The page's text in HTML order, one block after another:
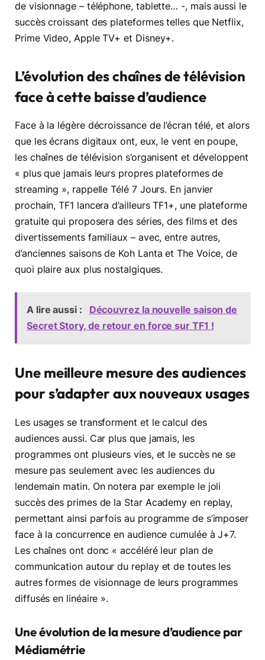
de visionnage – téléphone, tablette… -, mais aussi le
succès croissant des plateformes telles que Netflix,
Prime Video, Apple TV+ et Disney+.
L’évolution des chaînes de télévision
face à cette baisse d’audience
Face à la légère décroissance de l’écran télé, et alors
que les écrans digitaux ont, eux, le vent en poupe,
les chaînes de télévision s’organisent et développent
« plus que jamais leurs propres plateformes de
streaming », rappelle Télé 7 Jours. En janvier
prochain, TF1 lancera d’ailleurs TF1+, une plateforme
gratuite qui proposera des séries, des films et des
divertissements familiaux – avec, entre autres,
d’anciennes saisons de Koh Lanta et The Voice, de
quoi plaire aux plus nostalgiques.
A lire aussi :
Découvrez la nouvelle saison de
Secret Story, de retour en force sur TF1 !
Une meilleure mesure des audiences
pour s’adapter aux nouveaux usages
Les usages se transforment et le calcul des
audiences aussi. Car plus que jamais, les
programmes ont plusieurs vies, et le succès ne se
mesure pas seulement avec les audiences du
lendemain matin. On notera par exemple le joli
succès des primes de la Star Academy en replay,
permettant ainsi parfois au programme de s’imposer
face à la concurrence en audience cumulée à J+7.
Les chaînes ont donc « accéléré leur plan de
communication autour du replay et de toutes les
autres formes de visionnage de leurs programmes
diffusés en linéaire ».
Une évolution de la mesure d’audience par
Médiamétrie